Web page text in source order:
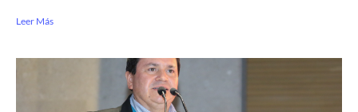
Leer Más